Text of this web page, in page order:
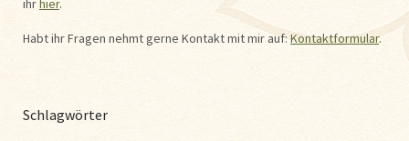
ihrhier.
Habt ihr Fragen nehmt gerne Kontakt mit mir auf:Kontaktformular.
Schlagwörter